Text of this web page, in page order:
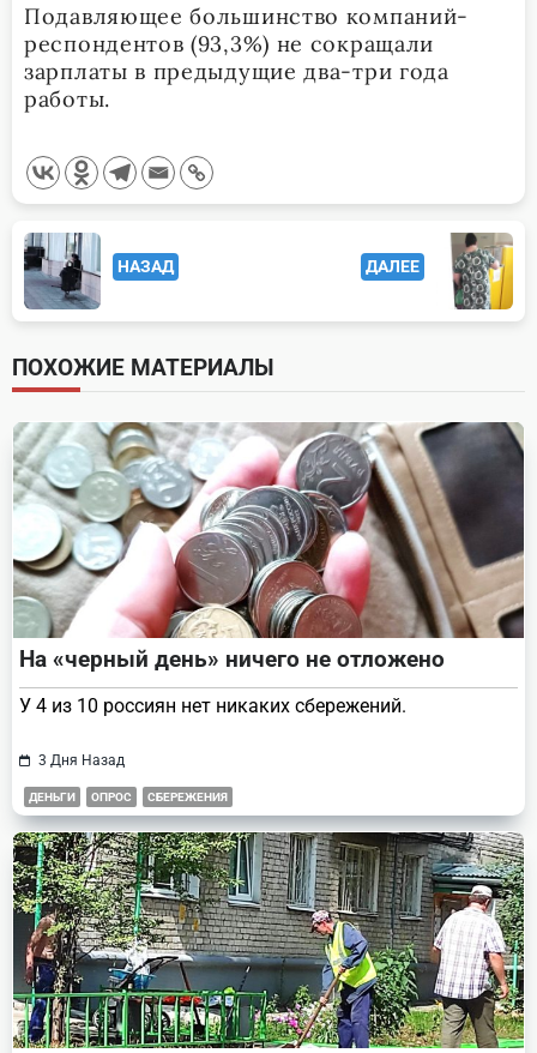
Подавляющее большинство компаний-
респондентов (93,3%) не сокращали
зарплаты в предыдущие два-три года
работы.
<span
class="nav-
subtitle
screen-
reader-
text">Page</span>
НАЗАД ДАЛЕЕ
ПОХОЖИЕ МАТЕРИАЛЫ
На «черный день» ничего не отложено
У 4 из 10 россиян нет никаких сбережений.
3 Дня Назад
ДЕНЬГИ ОПРОС СБЕРЕЖЕНИЯ